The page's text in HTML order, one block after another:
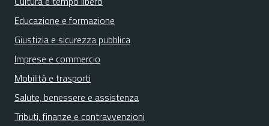
Educazione e formazione
Giustizia e sicurezza pubblica
Imprese e commercio
Mobilità e trasporti
Salute, benessere e assistenza
Tributi, finanze e contravvenzioni